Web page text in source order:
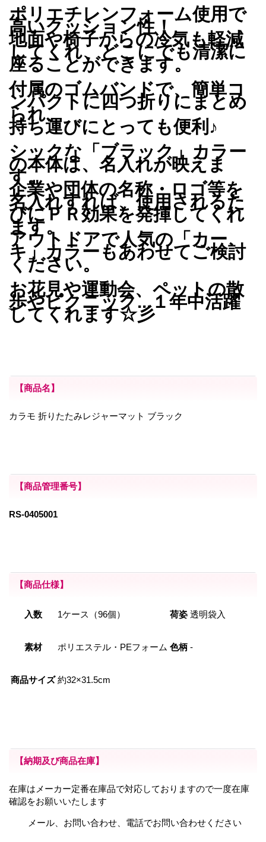
ポリエチレンフォーム使用で
高いクッション性！
地面や椅子からの冷気も軽減
してくれ、どこにでも清潔に
座ることができます。
付属のゴムバンドで、簡単コ
ンパクトに四つ折りにまとめ
られ、
持ち運びにとっても便利♪
シックな「ブラック」カラー
の本体は、名入れが映えま
す。
企業や団体の名称・ロゴ等を
名入れすれば、使用されるた
びにＰＲ効果を発揮してくれ
ます。
アウトドアで人気の「カー
キ」カラーもあわせてご検討
ください。
お花見や運動会、ペットの散
歩やピクニック...１年中活躍
してくれます☆彡
【商品名】
カラモ 折りたたみレジャーマット ブラック
【商品管理番号】
RS-0405001
【商品仕様】
入数 1ケース（96個） 荷姿 透明袋入
素材 ポリエステル・PEフォーム 色柄 -
商品サイズ 約32×31.5cm
【納期及び商品在庫】
在庫はメーカー定番在庫品で対応しておりますので一度在庫
確認をお願いいたします
メール、お問い合わせ、電話でお問い合わせください